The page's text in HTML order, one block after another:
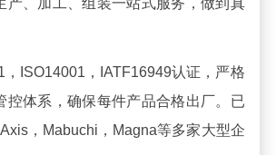
，ISO14001，IATF16949认证，严格
控体系，确保每件产品合格出厂。已
，Mabuchi，Magna等多家大型企